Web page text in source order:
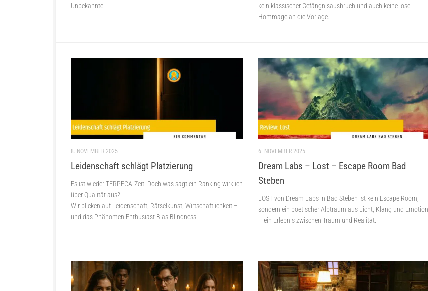
Unbekannte.
kein klassischer Gefängnisausbruch und auch keine lose
Hommage an die Vorlage.
8. NOVEMBER 2025
Leidenschaft schlägt Platzierung
Es ist wieder TERPECA-Zeit. Doch was sagt ein Ranking wirklich
über Qualität aus?
Wir blicken auf Leidenschaft, Rätselkunst, Wirtschaftlichkeit –
und das Phänomen Enthusiast Bias Blindness.
6. NOVEMBER 2025
Dream Labs – Lost – Escape Room Bad
Steben
LOST von Dream Labs in Bad Steben ist kein Escape Room,
sondern ein poetischer Albtraum aus Licht, Klang und Emotion
– ein Erlebnis zwischen Traum und Realität.